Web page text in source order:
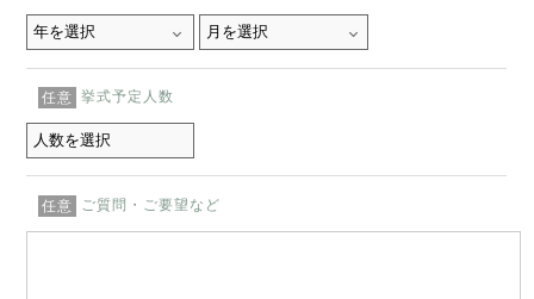
任意 挙式予定人数
任意 ご質問・ご要望など